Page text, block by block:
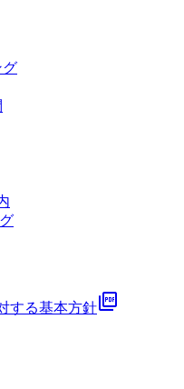
グ
する基本方針picture_as_pdf